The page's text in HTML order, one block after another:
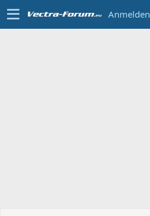
Anmelden